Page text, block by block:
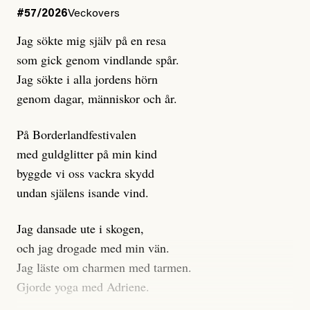
Dagens ETC arbetar med ”opålitliga källor” för att
klickbete är inte intressant för Dagens ETC.
Journalistiken är låst. En klatschig men korrekt rubrik
gör förhoppningsvis att en nyfiken beställer
prenumeration, men den avslutas sekunder senare om
dessa granskningar på olika källor, alltifrån domar till
en mängd intervjupersoner, inklusive generös
möjlighet att bemöta för såväl personen vars motiv att
engagera sig i Palestinarörelsen ifrågasätts som de
grupper där Säpo-resursen samlade in uppgifter.
Researchen är grundlig.
Möjligen är det egentligen inte journalistikens metod
som stör?
#57/2026Veckovers
Jag sökte mig själv på en resa
som gick genom vindlande spår.
Jag sökte i alla jordens hörn
genom dagar, människor och år.
På Borderlandfestivalen
med guldglitter på min kind
byggde vi oss vackra skydd
undan själens isande vind.
Jag dansade ute i skogen,
och jag drogade med min vän.
Jag läste om charmen med tarmen.
Gjorde yoga med Adriene.